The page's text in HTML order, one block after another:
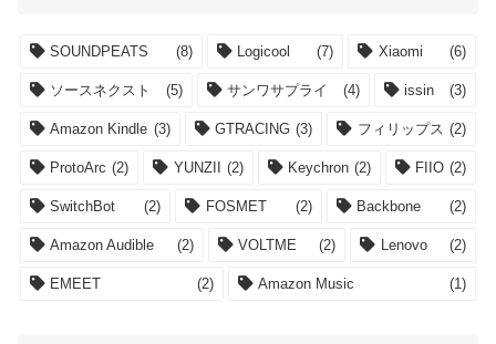
SOUNDPEATS (8) Logicool (7) Xiaomi (6)
ソースネクスト (5) サンワサプライ (4) issin (3)
Amazon Kindle (3) GTRACING (3) フィリップス (2)
ProtoArc (2) YUNZII (2) Keychron (2) FIIO (2)
SwitchBot (2) FOSMET (2) Backbone (2)
Amazon Audible (2) VOLTME (2) Lenovo (2)
EMEET (2) Amazon Music (1)